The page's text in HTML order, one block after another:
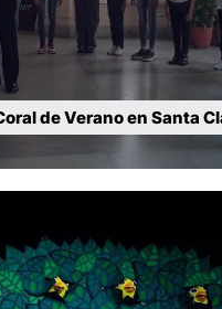
de Verano en Santa